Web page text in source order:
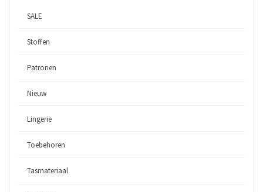
SALE
Stoffen
Patronen
Nieuw
Lingerie
Toebehoren
Tasmateriaal